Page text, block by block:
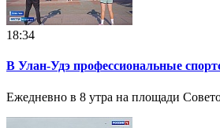
18:34
В Улан-Удэ профессиональные
Ежедневно в 8 утра на площади